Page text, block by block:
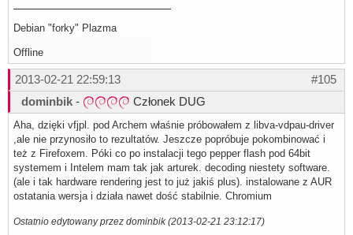
Debian "forky" Plazma
Offline
#105
2013-02-21 22:59:13
dominbik - Członek DUG
Aha, dzięki vfjpl. pod Archem właśnie próbowałem z libva-vdpau-driver
,ale nie przynosiło to rezultatów. Jeszcze popróbuje pokombinować i
też z Firefoxem. Póki co po instalacji tego pepper flash pod 64bit
systemem i Intelem mam tak jak arturek. decoding niestety software.
(ale i tak hardware rendering jest to już jakiś plus). instalowane z AUR
ostatania wersja i działa nawet dość stabilnie. Chromium
Ostatnio edytowany przez dominbik (2013-02-21 23:12:17)